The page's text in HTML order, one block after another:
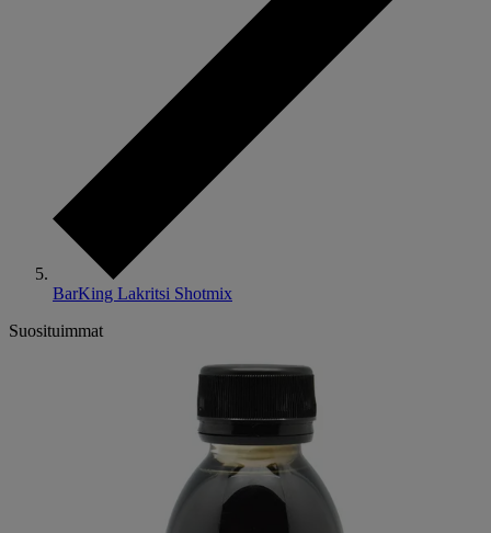
BarKing Lakritsi Shotmix
Suosituimmat